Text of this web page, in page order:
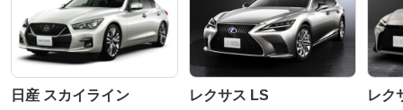
日産 スカイライン レクサス LS レク